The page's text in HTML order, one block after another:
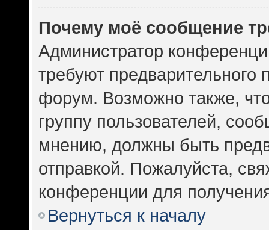
Почему моё сообщение
Администратор
требуют предварительного
форум. Возможно также,
группу пользователей,
мнению, должны быть
отправкой. Пожалуйста,
конференции для
Вернуться к началу